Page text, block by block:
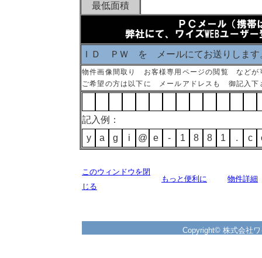
最低面積
ＩＤ ＰＷ を メールにてお送りします
物件画像間取り お客様専用ページの閲覧 などが
ご希望の方は以下に メールアドレスも 御記入下
記入例：
y
a g i @ e - 1 8 8 1 . c
このウィンドウを閉
じる
もっと便利に 物件詳細
Copyright© 株式会社